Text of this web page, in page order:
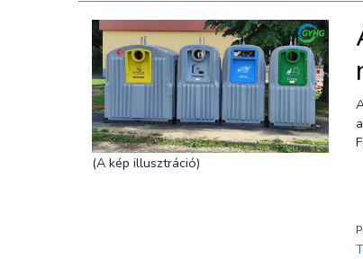
(A kép illusztráció)